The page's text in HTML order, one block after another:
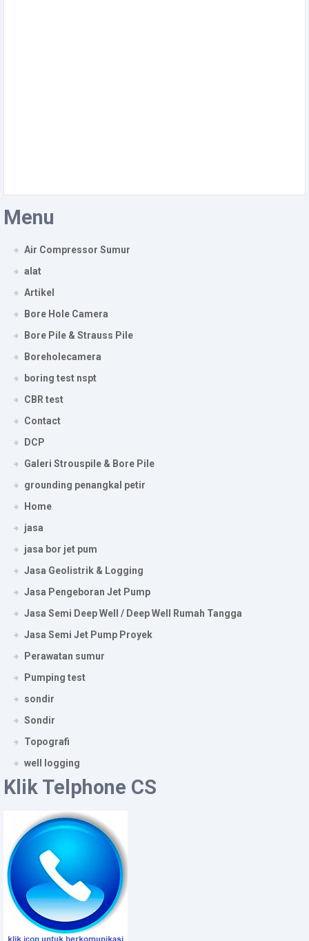
Menu
Air Compressor Sumur
alat
Artikel
Bore Hole Camera
Bore Pile & Strauss Pile
Boreholecamera
boring test nspt
CBR test
Contact
DCP
Galeri Strouspile & Bore Pile
grounding penangkal petir
Home
jasa
jasa bor jet pum
Jasa Geolistrik & Logging
Jasa Pengeboran Jet Pump
Jasa Semi Deep Well / Deep Well Rumah Tangga
Jasa Semi Jet Pump Proyek
Perawatan sumur
Pumping test
sondir
Sondir
Topografi
well logging
Klik Telphone CS